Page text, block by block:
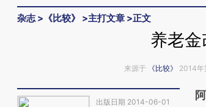
杂志> 《比较》 >主打文章 >正文
养老
来源于 《比较》 2014年
出版日期 2014-06-01